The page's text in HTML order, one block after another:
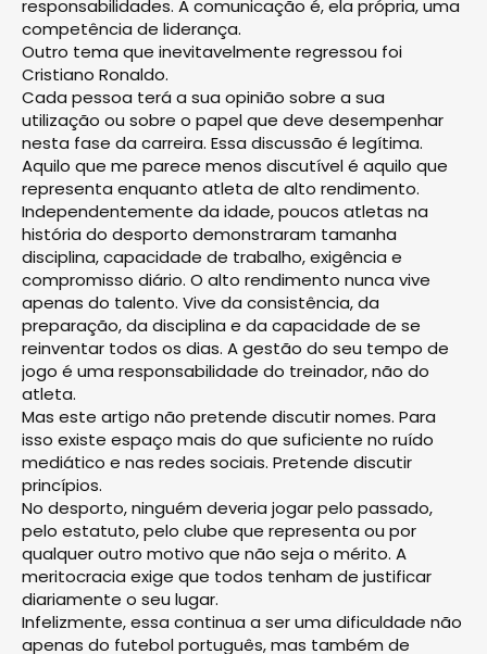
responsabilidades. A comunicação é, ela própria, uma
competência de liderança.
Outro tema que inevitavelmente regressou foi
Cristiano Ronaldo.
Cada pessoa terá a sua opinião sobre a sua
utilização ou sobre o papel que deve desempenhar
nesta fase da carreira. Essa discussão é legítima.
Aquilo que me parece menos discutível é aquilo que
representa enquanto atleta de alto rendimento.
Independentemente da idade, poucos atletas na
história do desporto demonstraram tamanha
disciplina, capacidade de trabalho, exigência e
compromisso diário. O alto rendimento nunca vive
apenas do talento. Vive da consistência, da
preparação, da disciplina e da capacidade de se
reinventar todos os dias. A gestão do seu tempo de
jogo é uma responsabilidade do treinador, não do
atleta.
Mas este artigo não pretende discutir nomes. Para
isso existe espaço mais do que suficiente no ruído
mediático e nas redes sociais. Pretende discutir
princípios.
No desporto, ninguém deveria jogar pelo passado,
pelo estatuto, pelo clube que representa ou por
qualquer outro motivo que não seja o mérito. A
meritocracia exige que todos tenham de justificar
diariamente o seu lugar.
Infelizmente, essa continua a ser uma dificuldade não
apenas do futebol português, mas também de